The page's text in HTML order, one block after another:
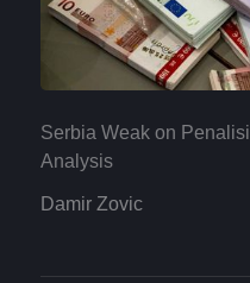
Serbia Weak on
Analysis
Damir Zovic